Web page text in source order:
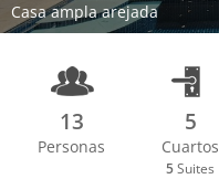
Casa ampla arejada
13
Personas
5
Cuartos
5 Suites